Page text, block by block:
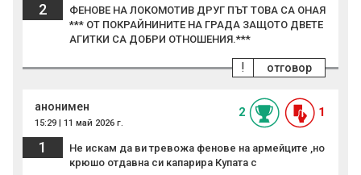
2
ФЕНОВЕ НА ЛОКОМОТИВ ДРУГ ПЪТ ТОВА СА ОНАЯ
*** ОТ ПОКРАЙНИНИТЕ НА ГРАДА ЗАЩОТО ДВЕТЕ
АГИТКИ СА ДОБРИ ОТНОШЕНИЯ.***
отговор
!
анонимен
15:29 | 11 май 2026 г.
2 1
1
Не искам да ви тревожа фенове на армейците ,но
крюшо отдавна си капарира Купата с